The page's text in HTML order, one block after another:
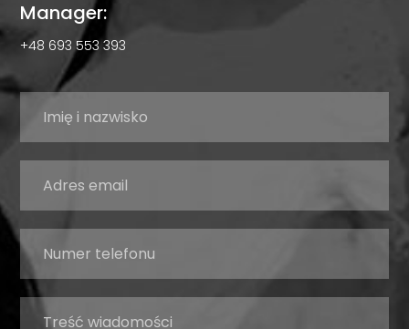
Manager:
+48 693 553 393